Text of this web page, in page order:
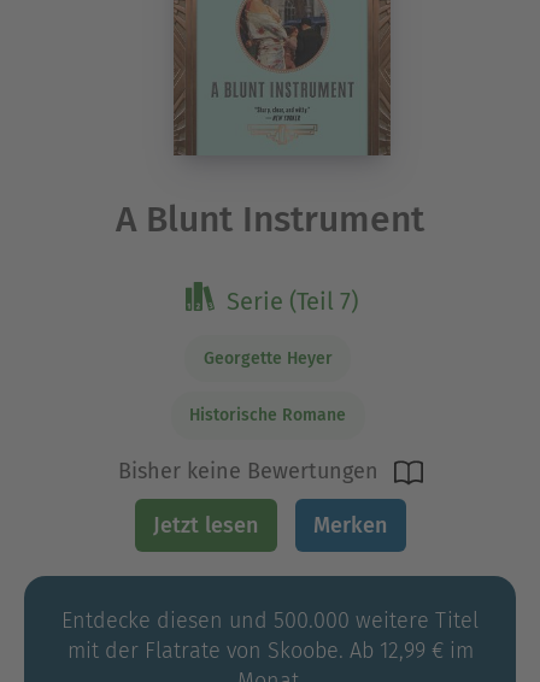
A Blunt Instrument
Serie (Teil 7)
Georgette Heyer
Historische Romane
Bisher keine Bewertungen
Jetzt lesen Merken
Entdecke diesen und 500.000 weitere Titel
mit der Flatrate von Skoobe. Ab 12,99 € im